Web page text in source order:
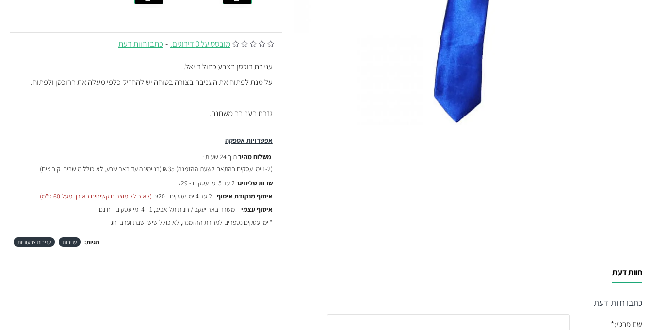
מובסס על 0 דירוגים. - כתבו חוות דעת
אפשרויות אספקה
משלוח מהירתוך 24 שעות :
(1-2 ימי עסקים בהתאם לשעת ההזמנה)
₪35 (בניימינה עד באר שבע, לא כולל מושבים וקיבוצים)
שרות שליחים: 2 עד 5 ימי עסקים - ₪29
איסוף מנקודת איסוף- 2 עד 4 ימי עסקים - ₪20
(לא כולל מוצרים קשיחים באורך מעל 60 ס"מ)
איסוף עצמי - משרד באר יעקב / חנות תל אביב, 1 - 4 ימי עסקים - חינם
* ימי עסקים נספרים למחרת ההזמנה, לא כולל שישי שבת וערבי חג
עניבת רוכסן בצבע כחול רויאל.
על מנת לפתוח את העניבה בצורה בטוחה יש להחזיק כלפי מעלה את הרוכסן ולפתוח.
גזרת העניבה משתנה.
תגיות: עניבות עניבות צבעוניות
חוות דעת
כתבו חוות דעת
שם פרטי: